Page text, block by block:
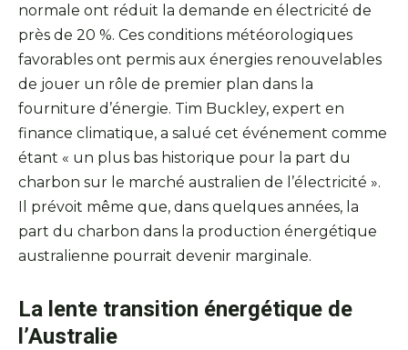
normale ont réduit la demande en électricité de
près de 20 %. Ces conditions météorologiques
favorables ont permis aux énergies renouvelables
de jouer un rôle de premier plan dans la
fourniture d’énergie. Tim Buckley, expert en
finance climatique, a salué cet événement comme
étant « un plus bas historique pour la part du
charbon sur le marché australien de l’électricité ».
Il prévoit même que, dans quelques années, la
part du charbon dans la production énergétique
australienne pourrait devenir marginale.
La lente transition énergétique de
l’Australie